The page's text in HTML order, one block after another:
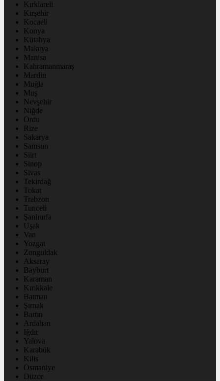
Kırklareli
Kırşehir
Kocaeli
Konya
Kütahya
Malatya
Manisa
Kahramanmaraş
Mardin
Muğla
Muş
Nevşehir
Niğde
Ordu
Rize
Sakarya
Samsun
Siirt
Sinop
Sivas
Tekirdağ
Tokat
Trabzon
Tunceli
Şanlıurfa
Uşak
Van
Yozgat
Zonguldak
Aksaray
Bayburt
Karaman
Kırıkkale
Batman
Şırnak
Bartın
Ardahan
Iğdır
Yalova
Karabük
Kilis
Osmaniye
Düzce